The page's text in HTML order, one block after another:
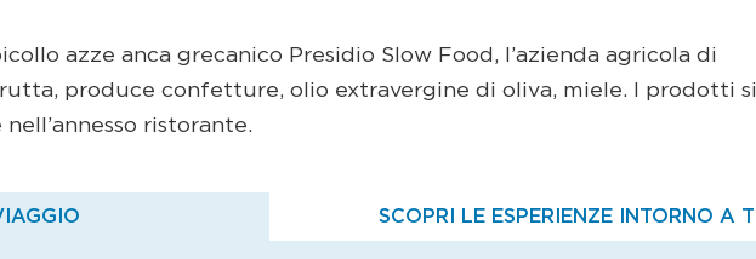
azze anca grecanico Presidio Slow Food, l’azienda agricola di
produce confetture, olio extravergine di oliva, miele. I prodotti si
ristorante.